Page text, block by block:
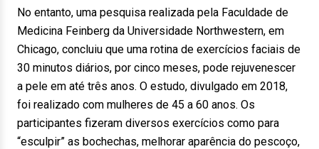
No entanto, uma pesquisa realizada pela Faculdade de
Medicina Feinberg da Universidade Northwestern, em
Chicago, concluiu que uma rotina de exercícios faciais de
30 minutos diários, por cinco meses, pode rejuvenescer
a pele em até três anos. O estudo, divulgado em 2018,
foi realizado com mulheres de 45 a 60 anos. Os
participantes fizeram diversos exercícios como para
“esculpir” as bochechas, melhorar aparência do pescoço,